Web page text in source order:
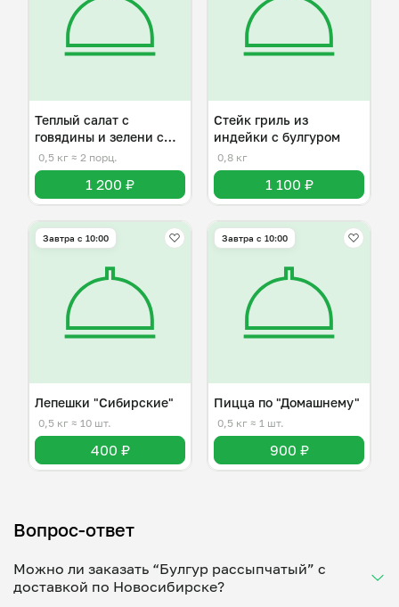
Теплый салат с
говядины и зелени с
киноа
0,5 кг ≈ 2 порц.
1 200 ₽
Стейк гриль из
индейки с булгуром
0,8 кг
1 100 ₽
Завтра c 10:00
Лепешки "Сибирские"
0,5 кг ≈ 10 шт.
400 ₽
Завтра c 10:00
Пицца по "Домашнему"
0,5 кг ≈ 1 шт.
900 ₽
Вопрос-ответ
Можно ли заказать “Булгур рассыпчатый” с
доставкой по Новосибирске?